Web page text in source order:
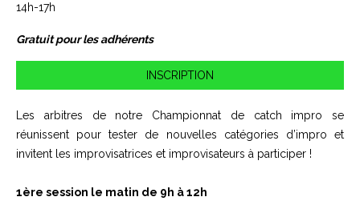
14h-17h
Gratuit pour les adhérents
INSCRIPTION
Les arbitres de notre Championnat de catch impro se
réunissent pour tester de nouvelles catégories d’impro et
invitent les improvisatrices et improvisateurs à participer !
1ère session le matin de 9h à 12h